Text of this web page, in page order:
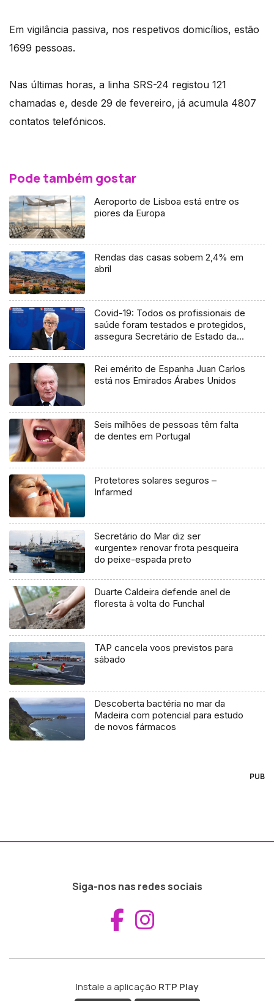
Em vigilância passiva, nos respetivos domicílios, estão
1699 pessoas.
Nas últimas horas, a linha SRS-24 registou 121
chamadas e, desde 29 de fevereiro, já acumula 4807
contatos telefónicos.
Pode também gostar
Aeroporto de Lisboa está entre os
piores da Europa
Rendas das casas sobem 2,4% em
abril
Covid-19: Todos os profissionais de
saúde foram testados e protegidos,
assegura Secretário de Estado da
Rei emérito de Espanha Juan Carlos
está nos Emirados Árabes Unidos
Seis milhões de pessoas têm falta
de dentes em Portugal
Protetores solares seguros –
Infarmed
Secretário do Mar diz ser
«urgente» renovar frota pesqueira
do peixe-espada preto
Duarte Caldeira defende anel de
floresta à volta do Funchal
TAP cancela voos previstos para
sábado
Descoberta bactéria no mar da
Madeira com potencial para estudo
de novos fármacos
PUB
Siga-nos nas redes sociais
Aceder ao
Instale a aplicação RTP Play